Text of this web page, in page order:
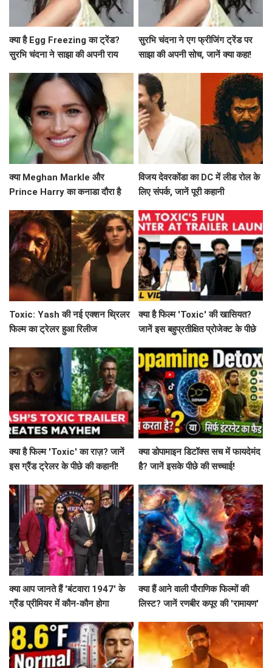
क्या है Egg Freezing का ट्रेंड?
सुरभि चंदना ने साझा की अपनी राय
सुरभि चंदना ने एग फ्रीजिंग ट्रेंड पर
साझा की अपनी सोच, जानें क्या कहा!
क्या Meghan Markle और
Prince Harry का कनाडा दौरा है
विजय देवरकोंडा का DC में लीड रोल के
लिए संपर्क, जानें पूरी कहानी
Toxic: Yash की नई एक्शन थ्रिलर
फिल्म का ट्रेलर हुआ रिलीज
क्या है फिल्म 'Toxic' की खासियत?
जानें इस बहुप्रतीक्षित प्रोजेक्ट के पीछे
क्या है फिल्म 'Toxic' का राज़? जानें
इस ग्रैंड ट्रेलर के पीछे की कहानी!
क्या डोपामाइन डिटॉक्स सच में फायदेमंद
है? जानें इसके पीछे की सच्चाई!
क्या आप जानते हैं 'बंटवारा 1947' के
ग्रैंड प्रीमियर में कौन-कौन होगा
क्या हैं आने वाली पौराणिक फिल्मों की
लिस्ट? जानें रणबीर कपूर की 'रामायण'